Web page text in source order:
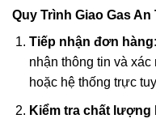
Quy Trình Giao Gas An
Tiếp nhận đơn hàng
nhận thông tin và
hoặc hệ thống trực
Kiểm tra chất lượng